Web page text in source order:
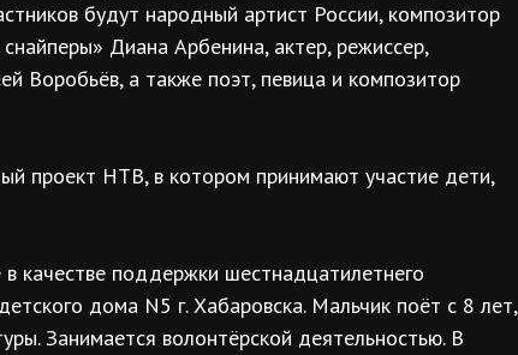
будут народный артист России, композитор
Диана Арбенина, актер, режиссер,
Воробьёв, а также поэт, певица и композитор
проект НТВ, в котором принимают участие дети,
качестве поддержки шестнадцатилетнего
дома N5 г. Хабаровска. Мальчик поёт с 8 лет,
Занимается волонтёрской деятельностью. В